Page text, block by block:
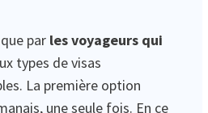
par les voyageurs qui
types de visas
La première option
une seule fois. En ce